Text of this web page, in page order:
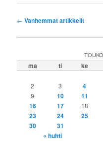
Artikkelien
← Vanhemmat artikkelit
ma ti ke
2 3 4
9 10 11
16 17 18
23
24 25
30
31
« huhti